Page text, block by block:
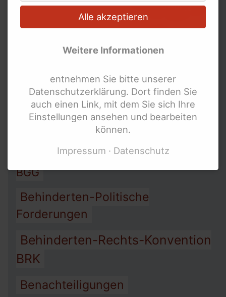
Behandlungs-Gesetz AGG
Arbeit Armut Assistenz
Barriere-Freiheit
Behinderten-Gleichstellungs-Gesetz
BGG
Behinderten-Politische
Forderungen
Behinderten-Rechts-Konvention
BRK
Benachteiligungen
Alle akzeptieren
Weitere Informationen
entnehmen Sie bitte unserer
Datenschutzerklärung. Dort finden Sie
auch einen Link, mit dem Sie sich Ihre
Einstellungen ansehen und bearbeiten
können.
Impressum
Datenschutz